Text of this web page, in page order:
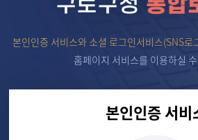
본인인증 서비스와 소셜 로그인서비스(SNS로
홈페이지 서비스를 이용하실
본인인증 서비